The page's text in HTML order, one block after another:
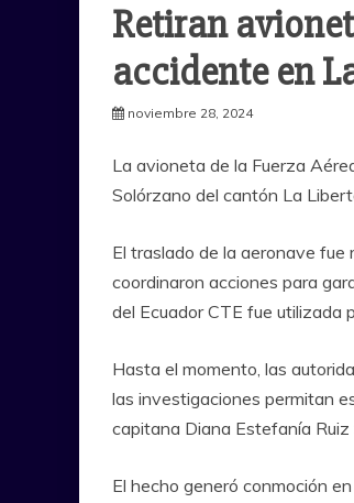
Retiran
accidente en
noviembre 28, 2024
La avioneta de la Fuerza
Solórzano del cantón La
El traslado de la aeronave
coordinaron acciones para
del Ecuador CTE fue utilizada
Hasta el momento, las
las investigaciones permitan
capitana Diana Estefanía
El hecho generó conmoción